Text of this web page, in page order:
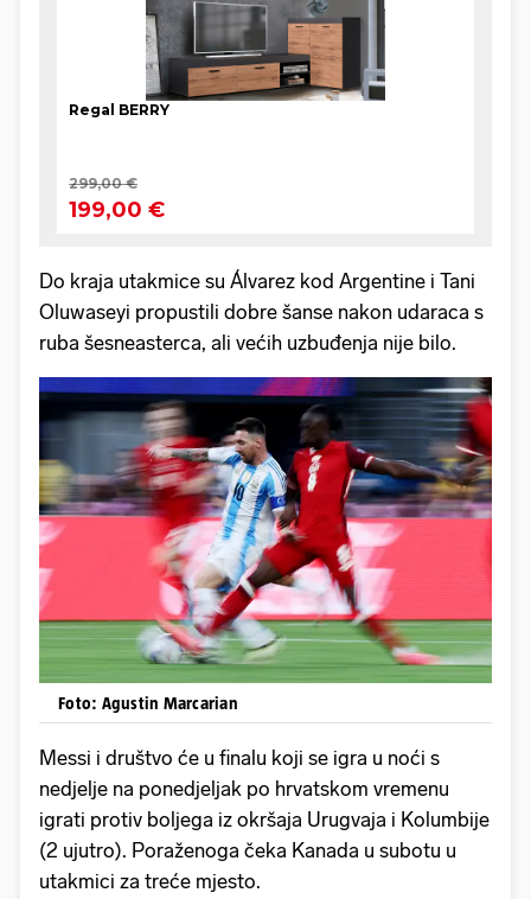
Do kraja utakmice su Álvarez kod Argentine i Tani
Oluwaseyi propustili dobre šanse nakon udaraca s
ruba šesneasterca, ali većih uzbuđenja nije bilo.
Foto: Agustin Marcarian
Messi i društvo će u finalu koji se igra u noći s
nedjelje na ponedjeljak po hrvatskom vremenu
igrati protiv boljega iz okršaja Urugvaja i Kolumbije
(2 ujutro). Poraženoga čeka Kanada u subotu u
utakmici za treće mjesto.